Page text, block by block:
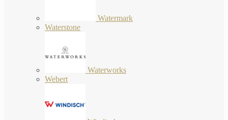
Watermark
Waterstone
Waterworks
Webert